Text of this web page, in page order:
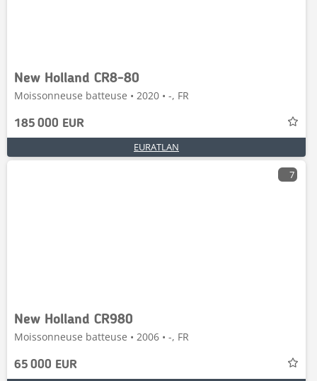
New Holland CR8-80
Moissonneuse batteuse • 2020 • -, FR
185 000 EUR
EURATLAN
7
New Holland CR980
Moissonneuse batteuse • 2006 • -, FR
65 000 EUR